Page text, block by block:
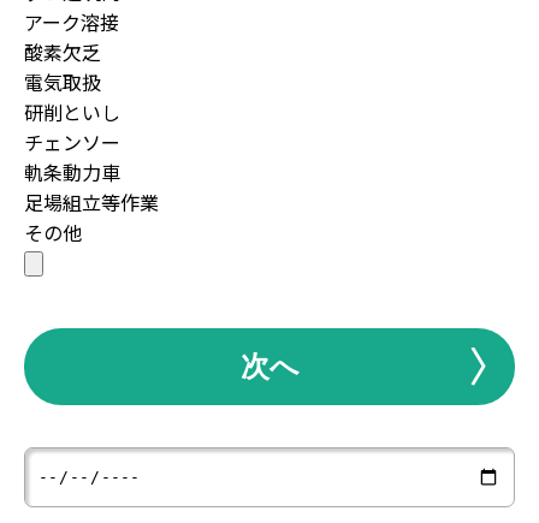
アーク溶接
酸素欠乏
電気取扱
研削といし
チェンソー
軌条動力車
足場組立等作業
その他
次へ